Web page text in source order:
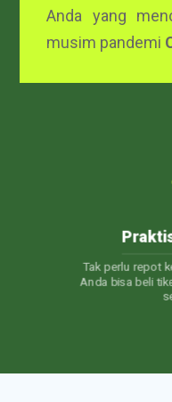
Anda yang
musim pandemi
Layanan
pun